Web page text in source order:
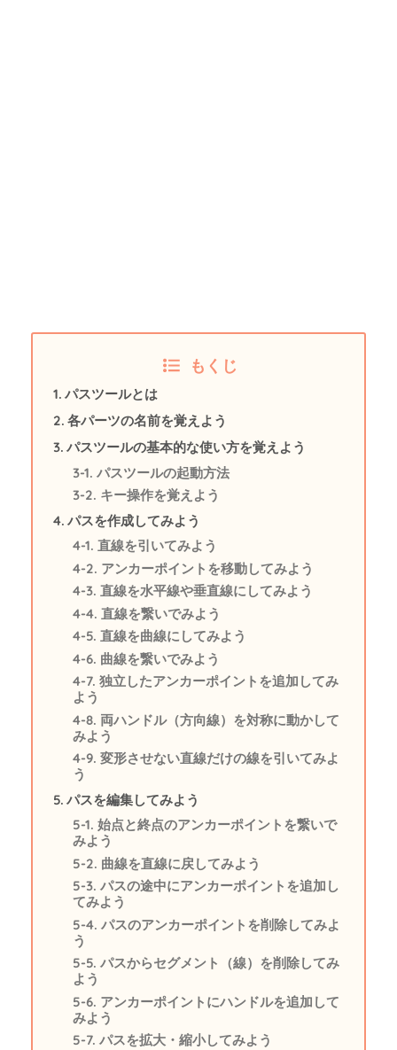
もくじ
パスツールとは
各パーツの名前を覚えよう
パスツールの基本的な使い方を覚えよう
パスツールの起動方法
キー操作を覚えよう
パスを作成してみよう
直線を引いてみよう
アンカーポイントを移動してみよう
直線を水平線や垂直線にしてみよう
直線を繋いでみよう
直線を曲線にしてみよう
曲線を繋いでみよう
独立したアンカーポイントを追加してみ
よう
両ハンドル（方向線）を対称に動かして
みよう
変形させない直線だけの線を引いてみよ
う
パスを編集してみよう
始点と終点のアンカーポイントを繋いで
みよう
曲線を直線に戻してみよう
パスの途中にアンカーポイントを追加し
てみよう
パスのアンカーポイントを削除してみよ
う
パスからセグメント（線）を削除してみ
よう
アンカーポイントにハンドルを追加して
みよう
パスを拡大・縮小してみよう